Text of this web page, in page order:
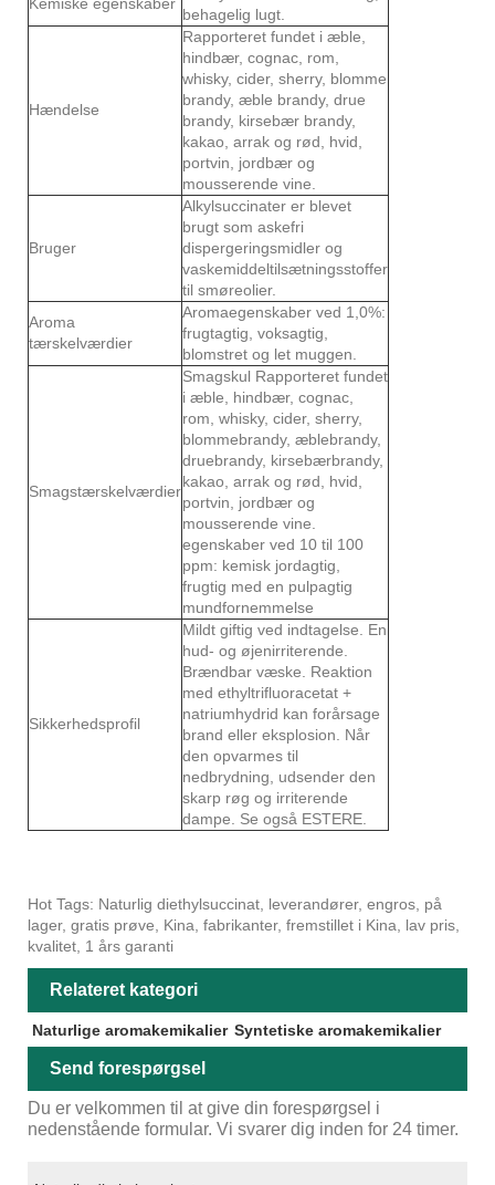
behagelig lugt.
Hændelse
Rapporteret fundet i æble,
hindbær, cognac, rom,
whisky, cider, sherry, blomme
brandy, æble brandy, drue
brandy, kirsebær brandy,
kakao, arrak og rød, hvid,
portvin, jordbær og
mousserende vine.
Bruger
Alkylsuccinater er blevet
brugt som askefri
dispergeringsmidler og
vaskemiddeltilsætningsstoffer
til smøreolier.
Aroma
tærskelværdier
Aromaegenskaber ved 1,0%:
frugtagtig, voksagtig,
blomstret og let muggen.
Smagstærskelværdier
Smagskul Rapporteret fundet
i æble, hindbær, cognac,
rom, whisky, cider, sherry,
blommebrandy, æblebrandy,
druebrandy, kirsebærbrandy,
kakao, arrak og rød, hvid,
portvin, jordbær og
mousserende vine.
egenskaber ved 10 til 100
ppm: kemisk jordagtig,
frugtig med en pulpagtig
mundfornemmelse
Sikkerhedsprofil
Mildt giftig ved indtagelse. En
hud- og øjenirriterende.
Brændbar væske. Reaktion
med ethyltrifluoracetat +
natriumhydrid kan forårsage
brand eller eksplosion. Når
den opvarmes til
nedbrydning, udsender den
skarp røg og irriterende
dampe. Se også ESTERE.
Hot Tags: Naturlig diethylsuccinat, leverandører, engros, på
lager, gratis prøve, Kina, fabrikanter, fremstillet i Kina, lav pris,
kvalitet, 1 års garanti
Relateret kategori
Naturlige aromakemikalier Syntetiske aromakemikalier
Send forespørgsel
Du er velkommen til at give din forespørgsel i
nedenstående formular. Vi svarer dig inden for 24 timer.